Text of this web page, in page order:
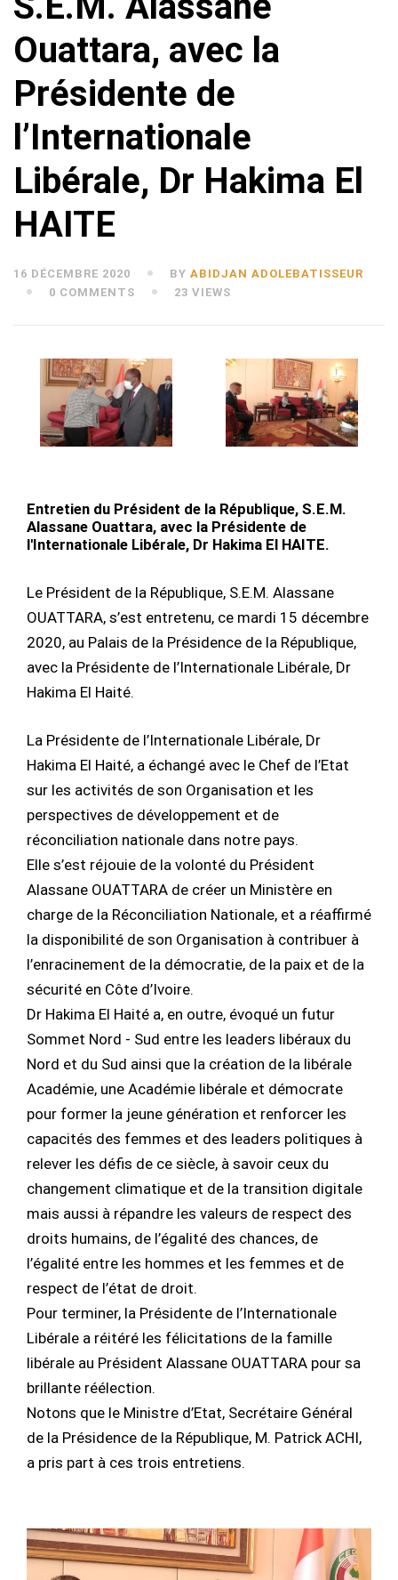
Ouattara, avec la
Présidente de
l’Internationale
Libérale, Dr Hakima El
HAITE
16 DÉCEMBRE 2020 BY ABIDJAN ADOLEBATISSEUR
0 COMMENTS
23 VIEWS
Entretien du Président de la République, S.E.M.
Alassane Ouattara, avec la Présidente de
l'Internationale Libérale, Dr Hakima El HAITE.
Le Président de la République, S.E.M. Alassane
OUATTARA, s’est entretenu, ce mardi 15 décembre
2020, au Palais de la Présidence de la République,
avec la Présidente de l’Internationale Libérale, Dr
Hakima El Haité.
La Présidente de l’Internationale Libérale, Dr
Hakima El Haité, a échangé avec le Chef de l’Etat
sur les activités de son Organisation et les
perspectives de développement et de
réconciliation nationale dans notre pays.
Elle s’est réjouie de la volonté du Président
Alassane OUATTARA de créer un Ministère en
charge de la Réconciliation Nationale, et a réaffirmé
la disponibilité de son Organisation à contribuer à
l’enracinement de la démocratie, de la paix et de la
sécurité en Côte d’Ivoire.
Dr Hakima El Haité a, en outre, évoqué un futur
Sommet Nord - Sud entre les leaders libéraux du
Nord et du Sud ainsi que la création de la libérale
Académie, une Académie libérale et démocrate
pour former la jeune génération et renforcer les
capacités des femmes et des leaders politiques à
relever les défis de ce siècle, à savoir ceux du
changement climatique et de la transition digitale
mais aussi à répandre les valeurs de respect des
droits humains, de l’égalité des chances, de
l’égalité entre les hommes et les femmes et de
respect de l’état de droit.
Pour terminer, la Présidente de l’Internationale
Libérale a réitéré les félicitations de la famille
libérale au Président Alassane OUATTARA pour sa
brillante réélection.
Notons que le Ministre d’Etat, Secrétaire Général
de la Présidence de la République, M. Patrick ACHI,
a pris part à ces trois entretiens.